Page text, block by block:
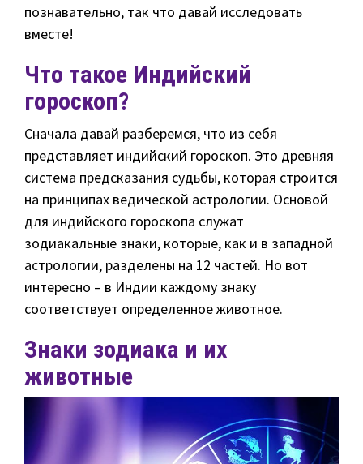
познавательно, так что давай исследовать
вместе!
Что такое Индийский
гороскоп?
Сначала давай разберемся, что из себя
представляет индийский гороскоп. Это древняя
система предсказания судьбы, которая строится
на принципах ведической астрологии. Основой
для индийского гороскопа служат
зодиакальные знаки, которые, как и в западной
астрологии, разделены на 12 частей. Но вот
интересно – в Индии каждому знаку
соответствует определенное животное.
Знаки зодиака и их
животные